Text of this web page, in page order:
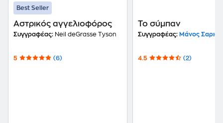
Best Seller
Αστρικός αγγελιοφόρος
Συγγραφέας: Neil deGrasse Tyson
5 (6)
Το σύμπαν
Συγγραφέας: Μάνος
4.5 (2)